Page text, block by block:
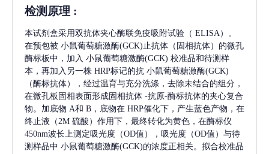
检测原理 :
本试剂盒采用双抗体夹心酶联免疫吸附试验（ ELISA）。
在预包被 小鼠葡萄糖激酶(GCK)止抗体（固相抗体）的微孔
酶标板中，加入 小鼠葡萄糖激酶(GCK) 校准品和待测样
本，再加入另一株 HRP标记的抗 小鼠葡萄糖激酶(GCK)
（酶标抗体），经过温育与充分洗涤，去除未结合的组分，
在微孔板固相表面形成固相抗体 -抗原-酶标抗体的夹心复合
物。加底物 A和 B，底物在 HRP催化下，产生蓝色产物，在
终止液（2M 硫酸）作用下，最终转化为黄色，在酶标仪
450nm波长上测定吸光度（OD值），吸光度（OD值）与待
测样品中 小鼠葡萄糖激酶(GCK)的浓度正相关。拟合校准品